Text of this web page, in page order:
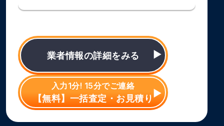
業者情報の詳細をみる
入力1分! 15分でご連絡
【無料】一括査定・お見積り